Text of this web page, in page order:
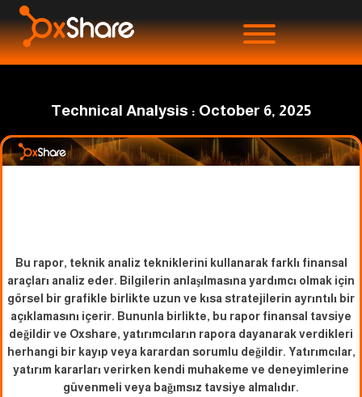
Technical Analysis : October 6, 2025
Bu rapor, teknik analiz tekniklerini kullanarak farklı finansal
araçları analiz eder. Bilgilerin anlaşılmasına yardımcı olmak için
görsel bir grafikle birlikte uzun ve kısa stratejilerin ayrıntılı bir
açıklamasını içerir. Bununla birlikte, bu rapor finansal tavsiye
değildir ve Oxshare, yatırımcıların rapora dayanarak verdikleri
herhangi bir kayıp veya karardan sorumlu değildir. Yatırımcılar,
yatırım kararları verirken kendi muhakeme ve deneyimlerine
güvenmeli veya bağımsız tavsiye almalıdır.